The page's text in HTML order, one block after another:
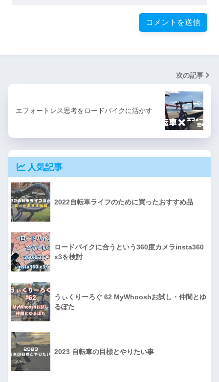
次の記事
エフォートレス思考をロードバイクに活かす
人気記事
2022自転車ライフのために買ったおすすめ品
ロードバイクに合うという360度カメラinsta360
x3を検討
うぃくりーろぐ 62 MyWhooshお試し・仲間とゆ
るぽた
2023 自転車の目標とやりたい事